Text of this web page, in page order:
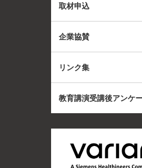
取材申込
企業協賛
リンク集
教育講演受講後アンケ